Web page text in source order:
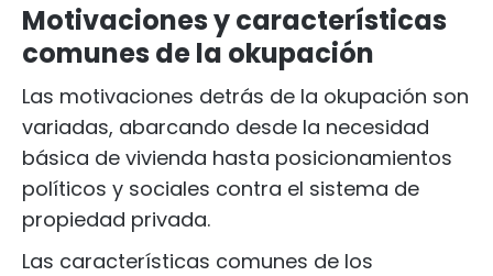
Motivaciones y características
comunes de la okupación
Las motivaciones detrás de la okupación son
variadas, abarcando desde la necesidad
básica de vivienda hasta posicionamientos
políticos y sociales contra el sistema de
propiedad privada.
Las características comunes de los